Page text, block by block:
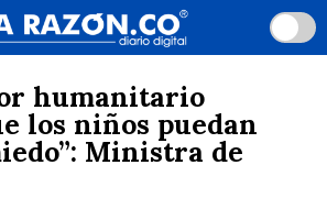
humanitario
los niños puedan
Ministra de